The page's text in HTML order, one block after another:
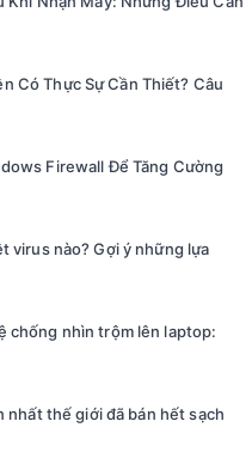
Có Thực Sự Cần Thiết? Câu
Firewall Để Tăng Cường
virus nào? Gợi ý những lựa
chống nhìn trộm lên laptop:
nhất thế giới đã bán hết sạch